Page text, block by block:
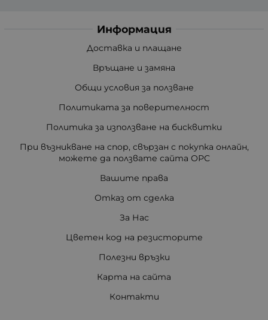
Информация
Доставка и плащане
Връщане и замяна
Общи условия за ползване
Политиката за поверителност
Политика за използване на бисквитки
При възникване на спор, свързан с покупка онлайн,
можете да ползвате сайта ОРС
Вашите права
Отказ от сделка
За Нас
Цветен код на резисторите
Полезни връзки
Карта на сайта
Контакти